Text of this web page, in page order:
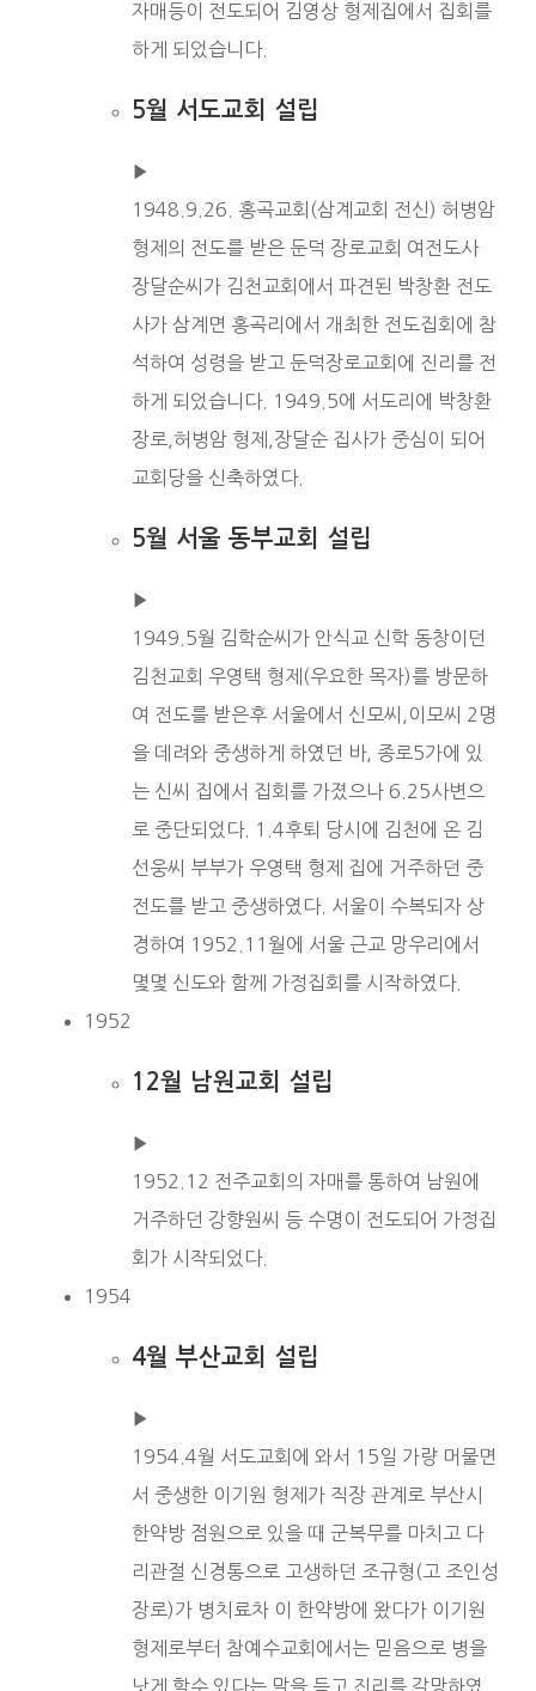
자매등이 전도되어 김영상 형제집에서 집회를
하게 되었습니다.
5월 서도교회 설립
▶︎
1948.9.26. 홍곡교회(삼계교회 전신) 허병암
형제의 전도를 받은 둔덕 장로교회 여전도사
장달순씨가 김천교회에서 파견된 박창환 전도
사가 삼계면 홍곡리에서 개최한 전도집회에 참
석하여 성령을 받고 둔덕장로교회에 진리를 전
하게 되었습니다. 1949.5에 서도리에 박창환
장로,허병암 형제,장달순 집사가 중심이 되어
교회당을 신축하였다.
5월 서울 동부교회 설립
▶︎
1949.5월 김학순씨가 안식교 신학 동창이던
김천교회 우영택 형제(우요한 목자)를 방문하
여 전도를 받은후 서울에서 신모씨,이모씨 2명
을 데려와 중생하게 하였던 바, 종로5가에 있
는 신씨 집에서 집회를 가졌으나 6.25사변으
로 중단되었다. 1.4후퇴 당시에 김천에 온 김
선웅씨 부부가 우영택 형제 집에 거주하던 중
전도를 받고 중생하였다. 서울이 수복되자 상
경하여 1952.11월에 서울 근교 망우리에서
몇몇 신도와 함께 가정집회를 시작하였다.
1952
12월 남원교회 설립
▶︎
1952.12 전주교회의 자매를 통하여 남원에
거주하던 강향원씨 등 수명이 전도되어 가정집
회가 시작되었다.
1954
4월 부산교회 설립
▶︎
1954.4월 서도교회에 와서 15일 가량 머물면
서 중생한 이기원 형제가 직장 관계로 부산시
한약방 점원으로 있을 때 군복무를 마치고 다
리관절 신경통으로 고생하던 조규형(고 조인성
장로)가 병치료차 이 한약방에 왔다가 이기원
형제로부터 참예수교회에서는 믿음으로 병을
낫게 할수 있다는 말을 듣고 진리를 갈망하였